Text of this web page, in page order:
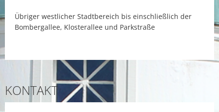
Übriger westlicher Stadtbereich bis einschließlich der
Bombergallee, Klosterallee und Parkstraße
KONTAKT